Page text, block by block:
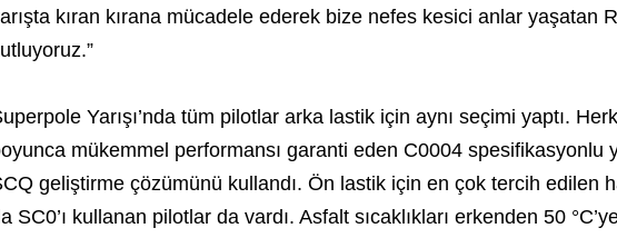
kıran kırana mücadele ederek bize nefes kesici anlar yaşatan
Yarışı’nda tüm pilotlar arka lastik için aynı seçimi yaptı.
mükemmel performansı garanti eden C0004 spesifikasyonlu
geliştirme çözümünü kullandı. Ön lastik için en çok tercih edilen
SC0’ı kullanan pilotlar da vardı. Asfalt sıcaklıkları erkenden 50